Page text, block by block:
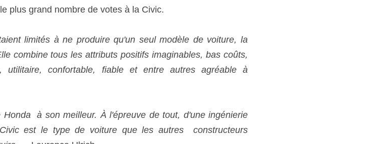
plus grand nombre de votes à la Civic.
limités à ne produire qu'un seul modèle de voiture, la
combine tous les attributs positifs imaginables, bas coûts,
utilitaire, confortable, fiable et entre autres agréable à
à son meilleur. À l'épreuve de tout, d'une ingénierie
est le type de voiture que les autres  constructeurs